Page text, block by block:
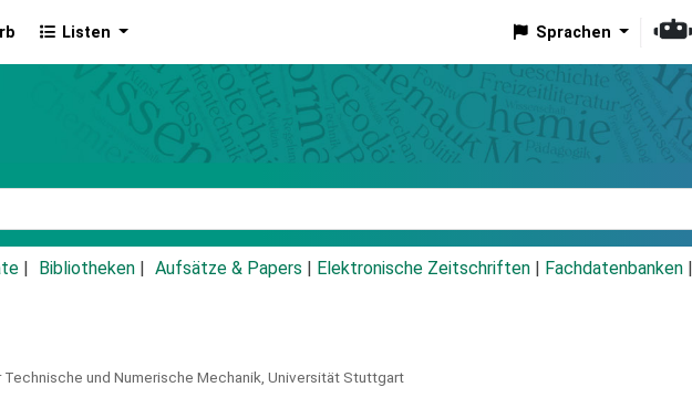
Listen Sprachen
Bibliotheken Aufsätze & Papers Elektronische Zeitschriften Fachdatenbanken
und Numerische Mechanik, Universität Stuttgart